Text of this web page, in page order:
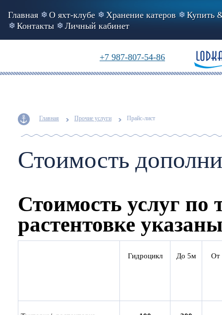
Главная О яхт-клубе Хранение катеров
Купить
Контакты
Личный кабинет
+7 987-807-54-86
Главная Прочие услуги Прайс-лист
Стоимость
Стоимость услуг по
растентовке
Гидроцикл До 5м От